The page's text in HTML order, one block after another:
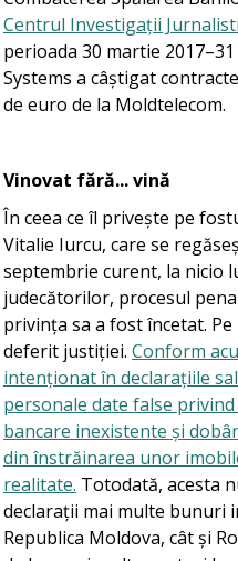
Centrul Investigații
perioada 30 martie
Systems a câștigat
de euro de la Moldtelecom.
Vinovat fără... vină
În ceea ce îl privește pe
Vitalie Iurcu, care se
septembrie curent, la nicio
judecătorilor, procesul
privința sa a fost încetat.
deferit justiției. Conform
intenționat în declarațiile
personale date false
bancare inexistente și
din înstrăinarea unor
realitate. Totodată, acesta
declarații mai multe bunuri
Republica Moldova, cât și